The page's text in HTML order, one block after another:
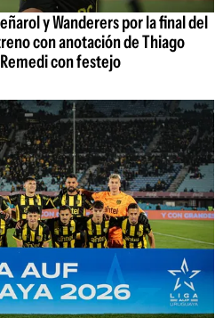
y Wanderers por la final del
con anotación de Thiago
con festejo